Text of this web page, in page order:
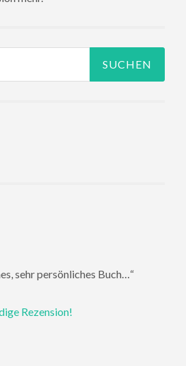
sehr persönliches Buch…“
Rezension!